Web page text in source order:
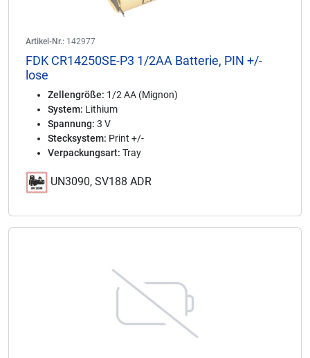
Artikel-Nr.: 142977
FDK CR14250SE-P3 1/2AA Batterie, PIN +/-
lose
Zellengröße: 1/2 AA (Mignon)
System: Lithium
Spannung: 3 V
Stecksystem: Print +/-
Verpackungsart: Tray
UN3090, SV188 ADR